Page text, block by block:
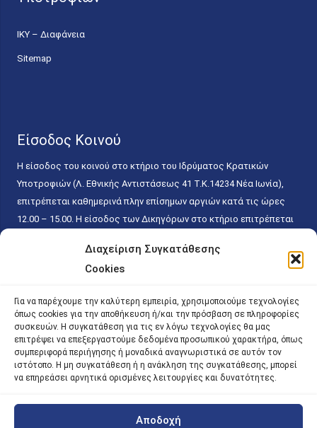
Διαχείριση Συγκατάθεσης
Cookies
Για να παρέχουμε την καλύτερη εμπειρία, χρησιμοποιούμε τεχνολογίες
όπως cookies για την αποθήκευση ή/και την πρόσβαση σε πληροφορίες
συσκευών. Η συγκατάθεση για τις εν λόγω τεχνολογίες θα μας
επιτρέψει να επεξεργαστούμε δεδομένα προσωπικού χαρακτήρα, όπως
συμπεριφορά περιήγησης ή μοναδικά αναγνωριστικά σε αυτόν τον
ιστότοπο. Η μη συγκατάθεση ή η ανάκληση της συγκατάθεσης, μπορεί
να επηρεάσει αρνητικά ορισμένες λειτουργίες και δυνατότητες.
Αποδοχή
ΙΚΥ – Διαφάνεια
Sitemap
Είσοδος Κοινού
Η είσοδος του κοινού στο κτήριο του Ιδρύματος Κρατικών
Υποτροφιών (Λ. Εθνικής Αντιστάσεως 41 T.K.14234 Νέα Ιωνία),
επιτρέπεται καθημερινά πλην επίσημων αργιών κατά τις ώρες
12.00 – 15.00. Η είσοδος των Δικηγόρων στο κτήριο επιτρέπεται
κάθε εργάσιμη ημέρα και ώρα χωρίς κανέναν χρονικό ή άλλο
περιορισμό. Η είσοδος του κοινού ειδικά στο γραφείο του
15.00. Η εξυπηρέτηση του κοινού πραγματοποιείται βάσει των
παγίων ισχυουσών διατάξεων. Για την αποφυγή συνωστισμού
εντός του εσωτερικού χώρου εξυπηρέτησης και αναμονής του
κοινού, η εξυπηρέτησή του δύναται να πραγματοποιείται κατόπιν
προγραμματισμένου ραντεβού.
| iky.gr | All Rights Reserved